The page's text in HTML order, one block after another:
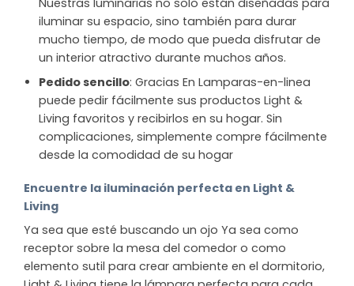
iluminar su espacio, sino también para durar
mucho tiempo, de modo que pueda disfrutar de
un interior atractivo durante muchos años.
Pedido sencillo: Gracias En Lamparas-en-linea
puede pedir fácilmente sus productos Light &
Living favoritos y recibirlos en su hogar. Sin
complicaciones, simplemente compre fácilmente
desde la comodidad de su hogar
Encuentre la iluminación perfecta en Light &
Living
Ya sea que esté buscando un ojo Ya sea como
receptor sobre la mesa del comedor o como
elemento sutil para crear ambiente en el dormitorio,